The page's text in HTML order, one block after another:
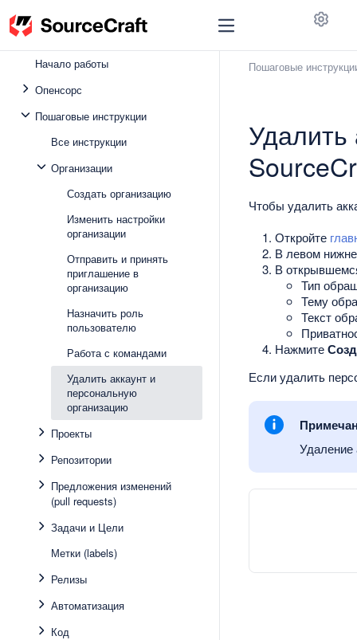
Code Assistant Vibecraft
Начало работы
Опенсорс
Пошаговые инструкции
Все инструкции
Организации
Создать организацию
Изменить настройки
организации
Отправить и принять
приглашение в
организацию
Назначить роль
пользователю
Работа с командами
Удалить аккаунт и
персональную
организацию
Проекты
Репозитории
Предложения изменений
(pull requests)
Задачи и Цели
Метки (labels)
Релизы
Автоматизация
Код
Пошаговые
Удалить
Чтобы удалить
Откройте
В левом
В
Тип
Тему
Текст
Нажмите
Если удалить
Удаление